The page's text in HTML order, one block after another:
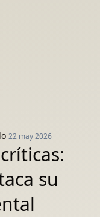
22 may 2026
su